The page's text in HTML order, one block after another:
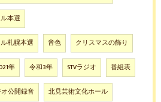
本選
札幌本選 音色 クリスマスの飾り
年 令和3年 STVラジオ 番組表
オ公開録音 北見芸術文化ホール